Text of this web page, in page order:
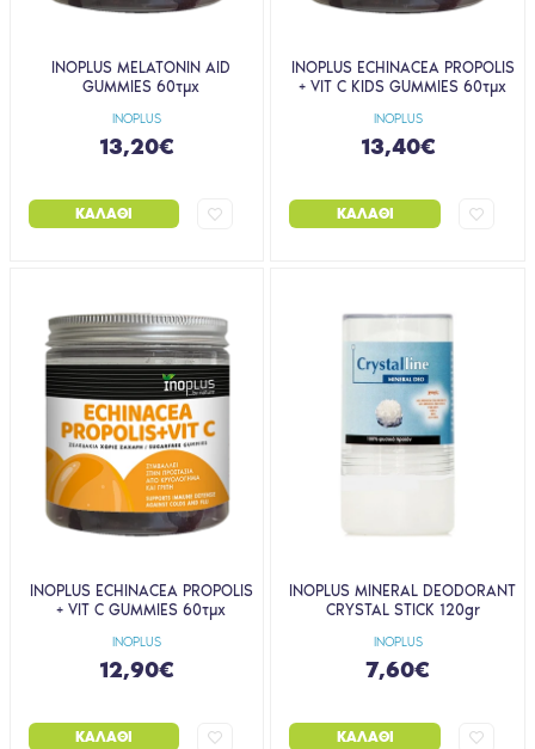
INOPLUS
INOPLUS MELATONIN AID
GUMMIES 60τμχ
13,20€
ΚΑΛΆΘΙ
INOPLUS
INOPLUS ECHINACEA PROPOLIS
+ VIT C KIDS GUMMIES 60τμχ
13,40€
ΚΑΛΆΘΙ
INOPLUS
INOPLUS ECHINACEA PROPOLIS
+ VIT C GUMMIES 60τμχ
12,90€
ΚΑΛΆΘΙ
INOPLUS
INOPLUS MINERAL DEODORANT
CRYSTAL STICK 120gr
7,60€
ΚΑΛΆΘΙ